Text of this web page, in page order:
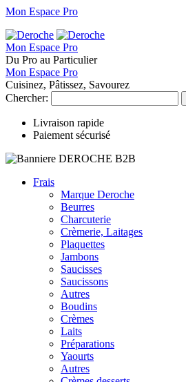
Mon Espace Pro
Mon Espace Pro
Du Pro au Particulier
Mon Espace Pro
Cuisinez, Pâtissez, Savourez
Chercher:
Livraison rapide
Paiement sécurisé
Frais
Marque Deroche
Beurres
Charcuterie
Crèmerie, Laitages
Plaquettes
Jambons
Saucisses
Saucissons
Autres
Boudins
Crèmes
Laits
Préparations
Yaourts
Autres